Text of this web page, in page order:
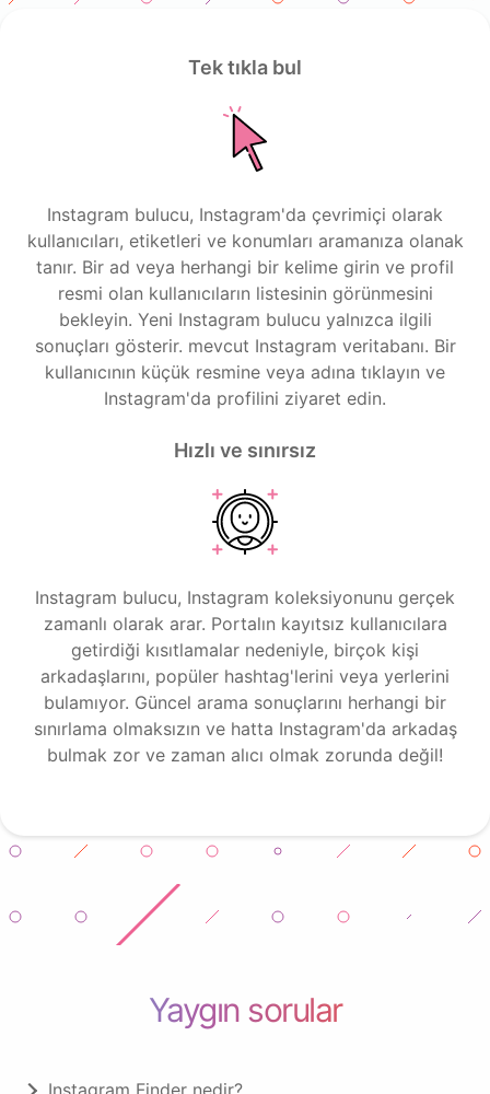
Tek tıkla bul
Instagram bulucu, Instagram'da çevrimiçi olarak
kullanıcıları, etiketleri ve konumları aramanıza olanak
tanır. Bir ad veya herhangi bir kelime girin ve profil
resmi olan kullanıcıların listesinin görünmesini
bekleyin. Yeni Instagram bulucu yalnızca ilgili
sonuçları gösterir. mevcut Instagram veritabanı. Bir
kullanıcının küçük resmine veya adına tıklayın ve
Instagram'da profilini ziyaret edin.
Hızlı ve sınırsız
Instagram bulucu, Instagram koleksiyonunu gerçek
zamanlı olarak arar. Portalın kayıtsız kullanıcılara
getirdiği kısıtlamalar nedeniyle, birçok kişi
arkadaşlarını, popüler hashtag'lerini veya yerlerini
bulamıyor. Güncel arama sonuçlarını herhangi bir
sınırlama olmaksızın ve hatta Instagram'da arkadaş
bulmak zor ve zaman alıcı olmak zorunda değil!
Yaygın sorular
Instagram Finder nedir?